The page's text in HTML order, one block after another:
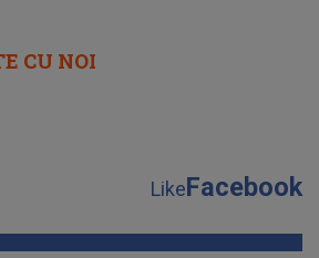
CU NOI
LikeFacebook